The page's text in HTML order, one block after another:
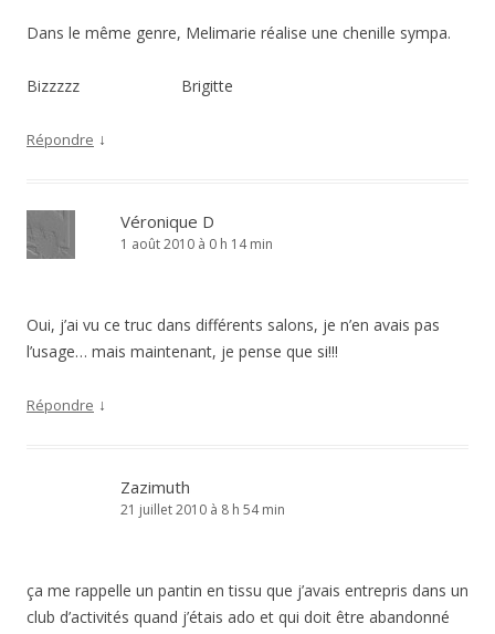
Dans le même genre, Melimarie réalise une chenille sympa.
Bizzzzz Brigitte
Répondre ↓
Véronique D
1 août 2010 à 0 h 14 min
Oui, j’ai vu ce truc dans différents salons, je n’en avais pas
l’usage… mais maintenant, je pense que si!!!
Répondre ↓
Zazimuth
21 juillet 2010 à 8 h 54 min
ça me rappelle un pantin en tissu que j’avais entrepris dans un
club d’activités quand j’étais ado et qui doit être abandonné